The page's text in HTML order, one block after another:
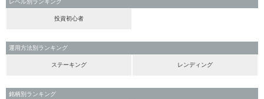
レベル別ランキング
投資初心者
運用方法別ランキング
ステーキング レンディング
銘柄別ランキング